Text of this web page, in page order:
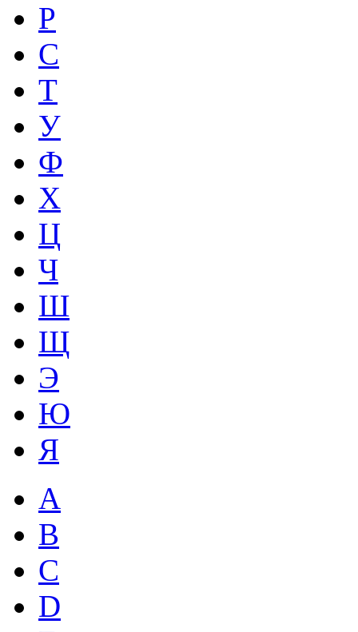
Р
С
Т
У
Ф
Х
Ц
Ч
Ш
Щ
Э
Ю
Я
A
B
C
D